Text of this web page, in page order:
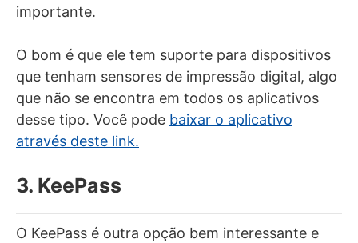
importante.
O bom é que ele tem suporte para dispositivos
que tenham sensores de impressão digital, algo
que não se encontra em todos os aplicativos
desse tipo. Você pode baixar o aplicativo
através deste link.
3. KeePass
O KeePass é outra opção bem interessante e